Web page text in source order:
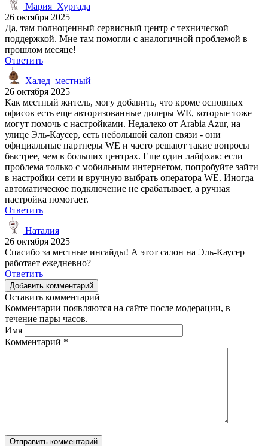
Мария_Хургада
26 октября 2025
Да, там полноценный сервисный центр с технической
поддержкой. Мне там помогли с аналогичной проблемой в
прошлом месяце!
Ответить
Халед_местный
26 октября 2025
Как местный житель, могу добавить, что кроме основных
офисов есть еще авторизованные дилеры WE, которые тоже
могут помочь с настройками. Недалеко от Arabia Azur, на
улице Эль-Каусер, есть небольшой салон связи - они
официальные партнеры WE и часто решают такие вопросы
быстрее, чем в больших центрах. Еще один лайфхак: если
проблема только с мобильным интернетом, попробуйте зайти
в настройки сети и вручную выбрать оператора WE. Иногда
автоматическое подключение не срабатывает, а ручная
настройка помогает.
Ответить
Наталия
26 октября 2025
Спасибо за местные инсайды! А этот салон на Эль-Каусер
работает ежедневно?
Ответить
Добавить комментарий
Оставить комментарий
Комментарии появляются на сайте после модерации, в
течение пары часов.
Имя
Комментарий *